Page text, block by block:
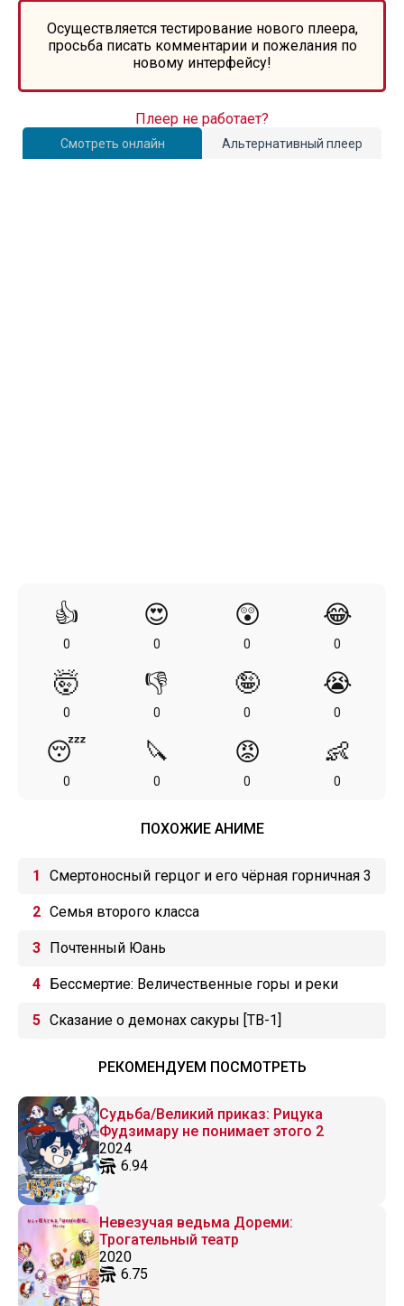
Осуществляется тестирование нового плеера,
просьба писать комментарии и пожелания по
новому интерфейсу!
Смотреть онлайн Альтернативный плеер
Плеер не работает?
👍
0
😍
0
😲
0
😂
0
🤯
0
👎
0
🤪
0
😭
0
😴
0
🔪
0
😡
0
👶
0
ПОХОЖИЕ АНИМЕ
Смертоносный герцог и его чёрная горничная 3
Семья второго класса
Почтенный Юань
Бессмертие: Величественные горы и реки
Сказание о демонах сакуры [ТВ-1]
РЕКОМЕНДУЕМ ПОСМОТРЕТЬ
Судьба/Великий приказ: Рицука
Фудзимару не понимает этого 2
2024
6.94
Невезучая ведьма Дореми:
Трогательный театр
2020
6.75